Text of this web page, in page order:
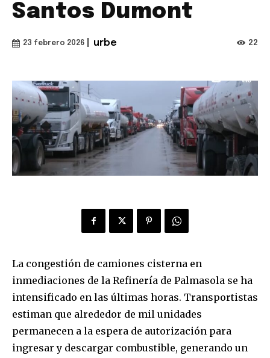
Santos Dumont
23 febrero 2026 urbe 22
La congestión de camiones cisterna en
inmediaciones de la Refinería de Palmasola se ha
intensificado en las últimas horas. Transportistas
estiman que alrededor de mil unidades
permanecen a la espera de autorización para
ingresar y descargar combustible, generando un